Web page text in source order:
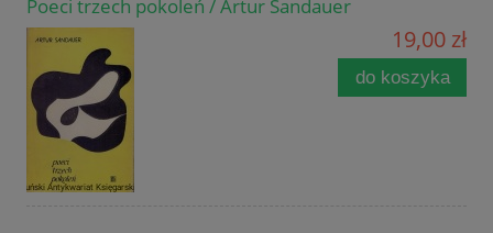
Poeci trzech pokoleń / Artur Sandauer
19,00 zł
do koszyka